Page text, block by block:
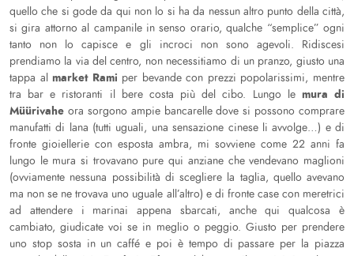
quello che si gode da qui non lo si ha da nessun altro punto della città,
si gira attorno al campanile in senso orario, qualche “semplice” ogni
tanto non lo capisce e gli incroci non sono agevoli. Ridiscesi
prendiamo la via del centro, non necessitiamo di un pranzo, giusto una
tappa almarket Rami per bevande con prezzi popolarissimi, mentre
tra bar e ristoranti il bere costa più del cibo. Lungo le mura di
Müürivahe ora sorgono ampie bancarelle dove si possono comprare
manufatti di lana (tutti uguali, una sensazione cinese li avvolge…) e di
fronte gioiellerie con esposta ambra, mi sovviene come 22 anni fa
lungo le mura si trovavano pure qui anziane che vendevano maglioni
(ovviamente nessuna possibilità di scegliere la taglia, quello avevano
ma non se ne trovava uno uguale all’altro) e di fronte case con meretrici
ad attendere i marinai appena sbarcati, anche qui qualcosa è
cambiato, giudicate voi se in meglio o peggio. Giusto per prendere
uno stop sosta in un caffé e poi è tempo di passare per la piazza